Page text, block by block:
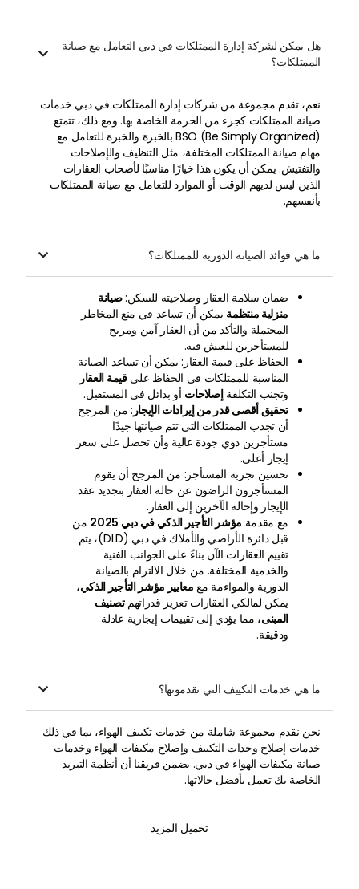
هل يمكن لشركة إدارة الممتلكات في دبي التعامل مع صيانة
الممتلكات؟

نعم، تقدم مجموعة من شركات إدارة الممتلكات في دبي خدمات
صيانة الممتلكات كجزء من الحزمة الخاصة بها. ومع ذلك، تتمتع
BSO (Be Simply Organized) بالخبرة والخبرة للتعامل مع
مهام صيانة الممتلكات المختلفة، مثل التنظيف والإصلاحات
والتفتيش. يمكن أن يكون هذا خيارًا مناسبًا لأصحاب العقارات
الذين ليس لديهم الوقت أو الموارد للتعامل مع صيانة الممتلكات
بأنفسهم.
ما هي فوائد الصيانة الدورية للممتلكات؟ 
ضمان سلامة العقار وصلاحيته للسكن:صيانة
منزلية منتظمة يمكن أن تساعد في منع المخاطر
المحتملة والتأكد من أن العقار آمن ومريح
للمستأجرين للعيش فيه.
الحفاظ على قيمة العقار: يمكن أن تساعد الصيانة
المناسبة للممتلكات في الحفاظ علىقيمة العقار
وتجنب التكلفةإصلاحات أو بدائل في المستقبل.
تحقيق أقصى قدر من إيرادات الإيجار : من المرجح
أن تجذب الممتلكات التي تتم صيانتها جيدًا
مستأجرين ذوي جودة عالية وأن تحصل على سعر
إيجار أعلى.
تحسين تجربة المستأجر: من المرجح أن يقوم
المستأجرون الراضون عن حالة العقار بتجديد عقد
الإيجار وإحالة الآخرين إلى العقار.
مع مقدمة مؤشر التأجير الذكي في دبي 2025
من
قبل دائرة الأراضي والأملاك في دبي (DLD)، يتم
تقييم العقارات الآن بناءً على الجوانب الفنية
والخدمية المختلفة. من خلال الالتزام بالصيانة
الدورية والمواءمة مع معايير مؤشر التأجير الذكي،
يمكن لمالكي العقارات تعزيز قدراتهمتصنيف
المبنى، مما يؤدي إلى تقييمات إيجارية عادلة
ودقيقة.
ما هي خدمات التكييف التي تقدمونها؟ 
نحن نقدم مجموعة شاملة من خدمات تكييف الهواء، بما في ذلك
خدمات إصلاح وحدات التكييف وإصلاح مكيفات الهواء وخدمات
صيانة مكيفات الهواء في دبي. يضمن فريقنا أن أنظمة التبريد
الخاصة بك تعمل بأفضل حالاتها.
تحميل المزيد